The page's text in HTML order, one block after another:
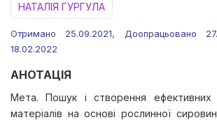
НАТАЛІЯ ГУРГУЛА
Отримано 25.09.2021, Доопрацьовано
18.02.2022
АНОТАЦІЯ
Мета. Пошук і створення ефективних
матеріалів на основі рослинної